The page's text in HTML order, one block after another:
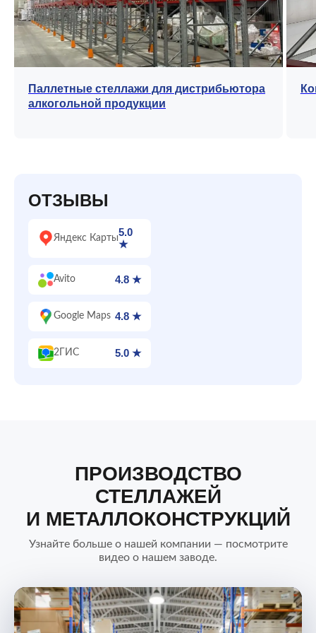
Паллетные стеллажи для дистрибьютора
алкогольной продукции
ОТЗЫВЫ
Яндекс Карты5.0
★
Avito 4.8 ★
Google Maps 4.8 ★
2ГИС 5.0 ★
ПРОИЗВОДСТВО
СТЕЛЛАЖЕЙ
И МЕТАЛЛОКОНСТРУКЦИЙ
Узнайте больше о нашей компании — посмотрите
видео о нашем заводе.